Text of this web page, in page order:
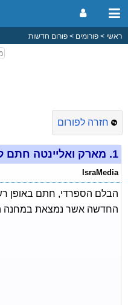
ראשי פורומים פורום חדשות
חזרה לפורום
1. מארק ואליינטה חתם ל-3 שנים במכבי
IsraMedia
הבלם הספרדי, חתם באופן
החדשה אשר נמצאת במחנה